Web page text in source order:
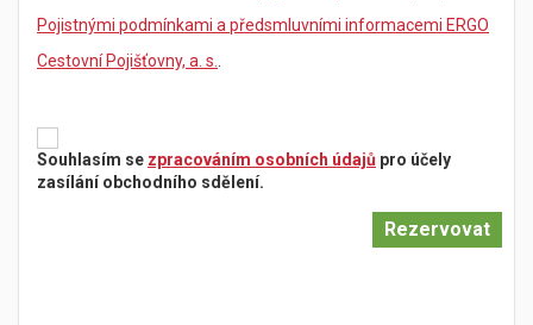
Pojistnými podmínkami a předsmluvními informacemi ERGO
Cestovní Pojišťovny, a. s.
Souhlasím se zpracováním osobních údajů pro účely
zasílání obchodního sdělení.